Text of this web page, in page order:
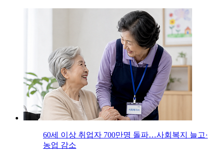
60세 이상 취업자 700만명 돌파…사회복지 늘고·
농업 감소